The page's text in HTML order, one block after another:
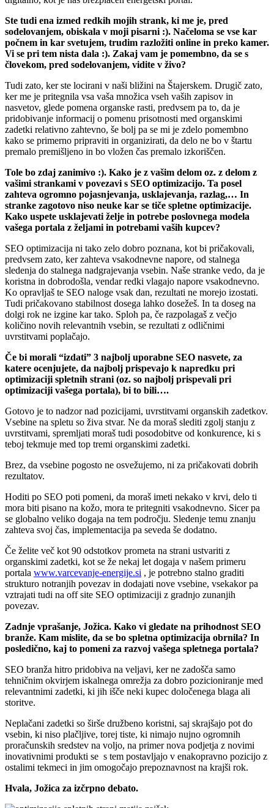
Ste tudi ena izmed redkih mojih strank, ki me je, pred
sodelovanjem, obiskala v moji pisarni :). Načeloma se vse kar
počnem in kar svetujem, trudim razložiti online in preko kamer.
Vi se pri tem nista dala :). Zakaj vam je pomembno, da se s
človekom, pred sodelovanjem, vidite v živo?
Tudi zato, ker ste locirani v naši bližini na Štajerskem. Drugič zato,
ker me je pritegnila vsa vaša množica vseh vaših zapisov in
nasvetov, glede pomena organske rasti, predvsem pa to, da je
pridobivanje informacij o pomenu prisotnosti med organskimi
zadetki relativno zahtevno, še bolj pa se mi je zdelo pomembno
kako se primerno pripraviti in organizirati, da delo ne bo v štartu
premalo premišljeno in bo vložen čas premalo izkoriščen.
Tole bo zdaj zanimivo :). Kako je z vašim delom oz. z delom z
vašimi strankami v povezavi s SEO optimizacijo. Ta posel
zahteva ogromno pojasnjevanja, usklajevanja, razlag,… In
stranke zagotovo niso neuke kar se tiče spletne optimizacije.
Kako uspete usklajevati želje in potrebe poslovnega modela
vašega portala z željami in potrebami vaših kupcev?
SEO optimizacija ni tako zelo dobro poznana, kot bi pričakovali,
predvsem zato, ker zahteva vsakodnevne napore, od stalnega
sledenja do stalnega nadgrajevanja vsebin. Naše stranke vedo, da je
koristna in dobrodošla, vendar redki vlagajo napore vsakodnevno.
Ko opravljaš te SEO naloge vsak dan, rezultati ne morejo izostati.
Tudi pričakovano stabilnost dosega lahko dosežeš. In ta doseg na
dolgi rok ne izgine kar tako. Sploh pa, če razpolagaš z večjo
količino novih relevantnih vsebin, se rezultati z odličnimi
uvrstitvami poplačajo.
Če bi morali “izdati” 3 najbolj uporabne SEO nasvete, za
katere ocenjujete, da najbolj prispevajo k napredku pri
optimizaciji spletnih strani (oz. so najbolj prispevali pri
optimizaciji vašega portala), bi to bili….
Gotovo je to nadzor nad pozicijami, uvrstitvami organskih zadetkov.
Vsebine na spletu so živa stvar. Ne da moraš slediti zgolj stanju z
uvrstitvami, spremljati moraš tudi posodobitve od konkurence, ki s
teboj tekmuje med top tremi organskimi zadetki.
Brez, da vsebine pogosto ne osvežujemo, ni za pričakovati dobrih
rezultatov.
Hoditi po SEO poti pomeni, da moraš imeti nekako v krvi, delo ti
mora biti pisano na kožo, mora te pritegniti vsakodnevno. Sicer pa
se globalno veliko dogaja na tem področju. Sledenje temu znanju
zahteva svoj čas, implementacija pa seveda še dodatno.
Če želite več kot 90 odstotkov prometa na strani ustvariti z
organskimi zadetki, kot se že nekaj let dogaja v našem primeru
portala www.varcevanje-energije.si , je potrebno stalno graditi
strukturo notranjih povezav in dodajati nove vsebine, vsekakor pa
vztrajati tudi na off site SEO optimizaciji z gradnjo zunanjih
povezav.
Zadnje vprašanje, Jožica. Kako vi gledate na prihodnost SEO
branže. Kam mislite, da se bo spletna optimizacija obrnila? In
posledično, kaj to pomeni za razvoj vašega spletnega portala?
SEO branža hitro pridobiva na veljavi, ker ne zadošča samo
tehničnim okvirjem iskalnega omrežja za dobro pozicioniranje med
relevantnimi zadetki, ki jih išče neki kupec določenega blaga ali
storitve.
Neplačani zadetki so širše družbeno koristni, saj skrajšajo pot do
vsebin, ki niso plačljive, torej tiste, ki nimajo nujno ogromnih
proračunskih sredstev na voljo, na primer nova podjetja z novimi
inovativnimi produkti se s tem postavljajo v enakopravno pozicijo z
ostalimi tekmeci in jim omogočajo prepoznavnost na krajši rok.
Hvala, Jožica za izčrpno debato.